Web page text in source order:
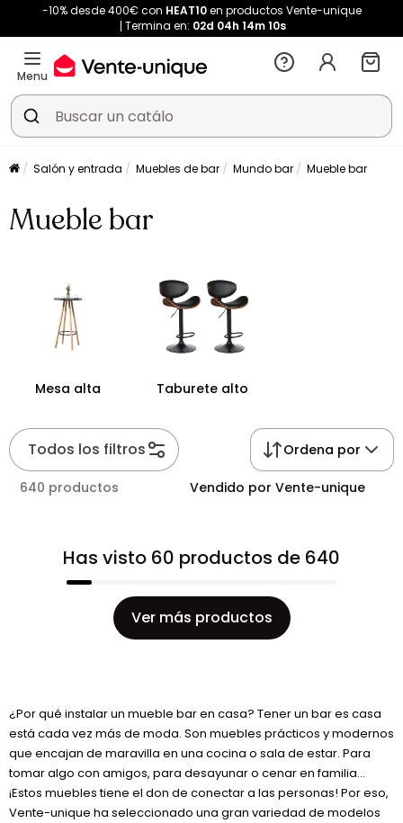
-10% desde 400€ con HEAT10en productos Vente-unique
Termina en: 02d 04h 14m10s
Menu
Salón y entrada Muebles de bar Mundo bar Mueble bar
Mueble bar
Mesa alta Taburete alto
Todos los filtros Ordena por
640 productos Vendido por Vente-unique
Has visto 60 productos de 640
Ver más productos
¿Por qué instalar un mueble bar en casa? Tener un bar es casa
está cada vez más de moda. Son muebles prácticos y modernos
que encajan de maravilla en una cocina o sala de estar. Para
tomar algo con amigos, para desayunar o cenar en familia…
¡Estos muebles tiene el don de conectar a las personas! Por eso,
Vente-unique ha seleccionado una gran variedad de modelos